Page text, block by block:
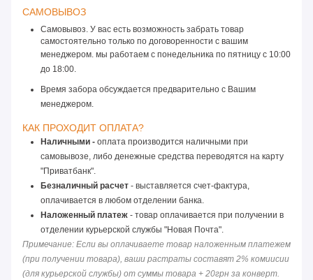
САМОВЫВОЗ
Самовывоз. У вас есть возможность забрать товар
самостоятельно только по договоренности с вашим
менеджером. мы работаем с понедельника по пятницу с 10:00
до 18:00.
Время забора обсуждается предварительно с Вашим
менеджером.
КАК ПРОХОДИТ ОПЛАТА?
Наличными - оплата производится наличными при
самовывозе, либо денежные средства переводятся на карту
"Приватбанк".
Безналичный расчет - выставляется счет-фактура,
оплачивается в любом отделении банка.
Наложенный платеж - товар оплачивается при получении в
отделении курьерской службы "Новая Почта".
Примечание: Если вы оплачиваете товар наложенным платежем
(при получении товара), ваши растраты составят 2% комиисии
(для курьерской службы) от суммы товара + 20грн за конверт.